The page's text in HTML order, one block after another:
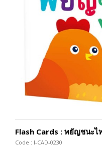
Flash Cards : พยัญชนะไ
Code : I-CAD-0230